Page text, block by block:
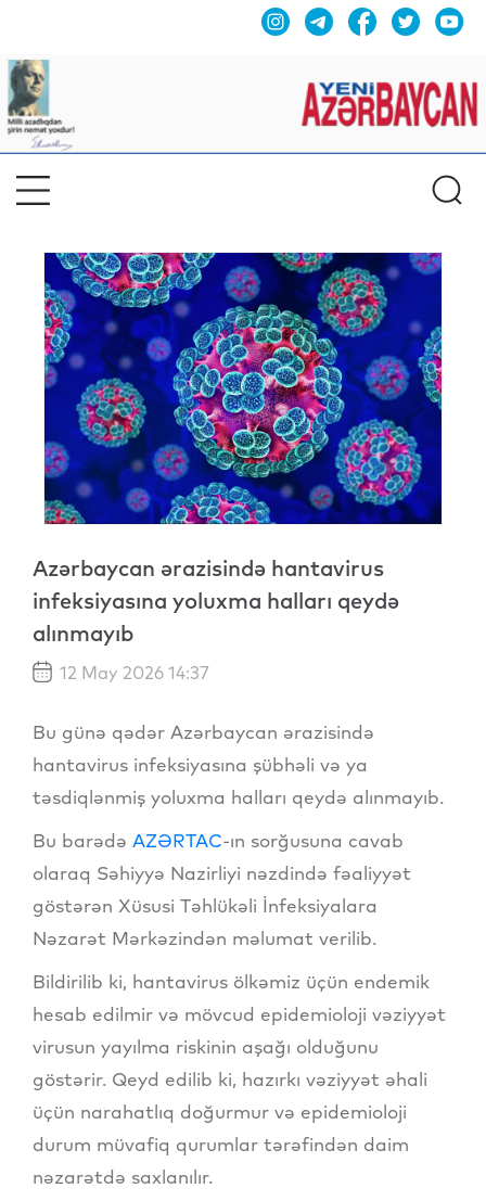
Azərbaycan ərazisində hantavirus
infeksiyasına yoluxma halları qeydə
alınmayıb
12 May 2026 14:37
Bu günə qədər Azərbaycan ərazisində
hantavirus infeksiyasına şübhəli və ya
təsdiqlənmiş yoluxma halları qeydə alınmayıb.
Bu barədə AZƏRTAC-ın sorğusuna cavab
olaraq Səhiyyə Nazirliyi nəzdində fəaliyyət
göstərən Xüsusi Təhlükəli İnfeksiyalara
Nəzarət Mərkəzindən məlumat verilib.
Bildirilib ki, hantavirus ölkəmiz üçün endemik
hesab edilmir və mövcud epidemioloji vəziyyət
virusun yayılma riskinin aşağı olduğunu
göstərir. Qeyd edilib ki, hazırkı vəziyyət əhali
üçün narahatlıq doğurmur və epidemioloji
durum müvafiq qurumlar tərəfindən daim
nəzarətdə saxlanılır.